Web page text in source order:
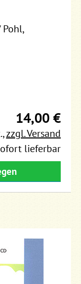
14,00 €
,zzgl. Versand
lieferbar